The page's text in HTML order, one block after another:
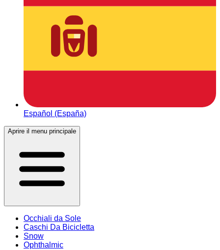
Español (España)
Aprire il menu principale
Occhiali da Sole
Caschi Da Bicicletta
Snow
Ophthalmic